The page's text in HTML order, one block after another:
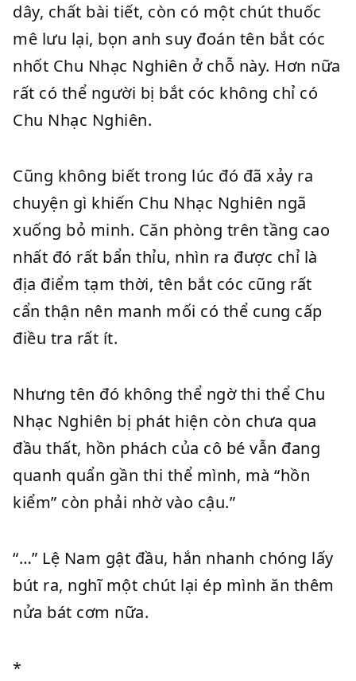
dây, chất bài tiết, còn có một chút thuốc
mê lưu lại, bọn anh suy đoán tên bắt cóc
nhốt Chu Nhạc Nghiên ở chỗ này. Hơn nữa
rất có thể người bị bắt cóc không chỉ có
Chu Nhạc Nghiên.
Cũng không biết trong lúc đó đã xảy ra
chuyện gì khiến Chu Nhạc Nghiên ngã
xuống bỏ minh. Căn phòng trên tầng cao
nhất đó rất bẩn thỉu, nhìn ra được chỉ là
địa điểm tạm thời, tên bắt cóc cũng rất
cẩn thận nên manh mối có thể cung cấp
điều tra rất ít.
Nhưng tên đó không thể ngờ thi thể Chu
Nhạc Nghiên bị phát hiện còn chưa qua
đầu thất, hồn phách của cô bé vẫn đang
quanh quẩn gần thi thể mình, mà “hồn
kiểm” còn phải nhờ vào cậu.”
“…” Lệ Nam gật đầu, hắn nhanh chóng lấy
bút ra, nghĩ một chút lại ép mình ăn thêm
nửa bát cơm nữa.
*